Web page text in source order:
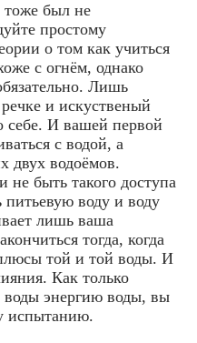
тоже был не
простому
о том как учиться
с огнём, однако
Лишь
и искуственый
себе. И вашей первой
с водой, а
двух водоёмов.
быть такого доступа
питьевую воду и воду
лишь ваша
тогда, когда
той и той воды. И
Как только
воды энергию воды, вы
испытанию.